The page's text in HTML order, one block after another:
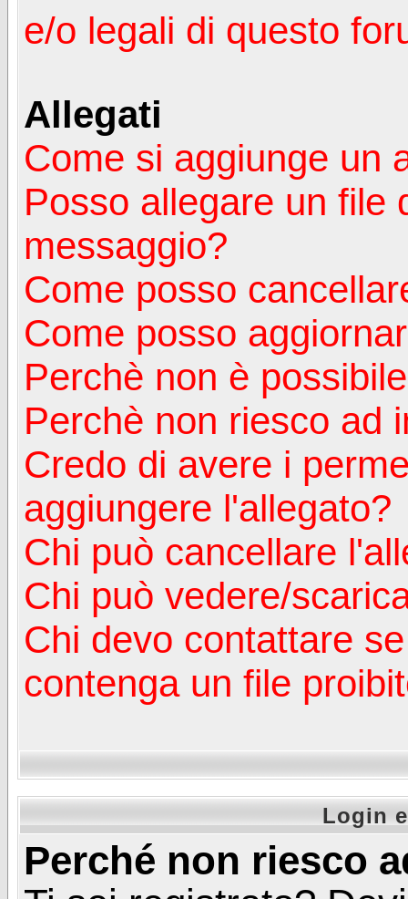
e/o legali di questo
Allegati
Come si aggiunge un
Posso allegare un file
messaggio?
Come posso
Come posso
Perchè non è
Perchè non riesco ad
Credo di avere i
aggiungere l'allegato?
Chi può cancellare
Chi può vedere/
Chi devo contattare
contenga un file
Login
Perché non riesco